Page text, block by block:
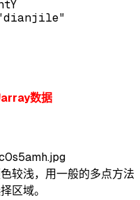
array数据
较浅，用一般的多点方法
区域。